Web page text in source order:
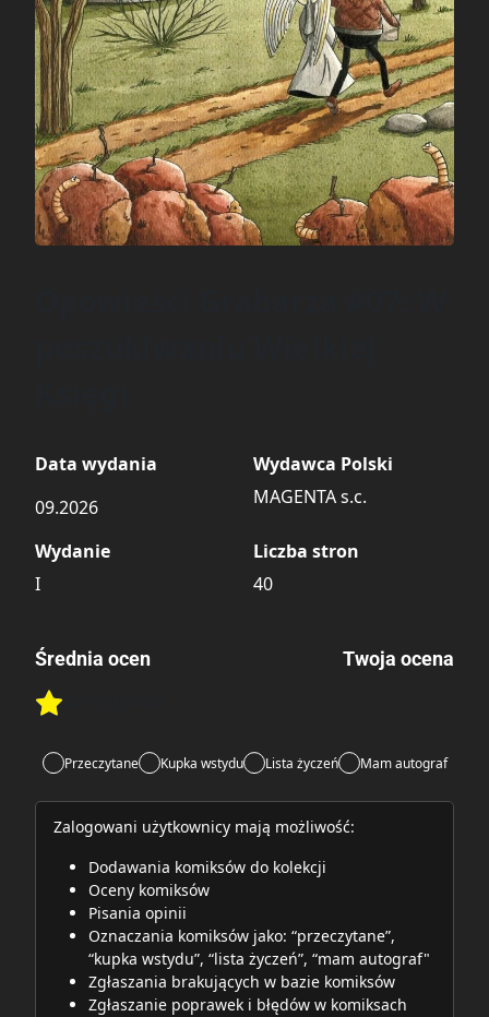
Data wydania
09.2026
Wydawca Polski
MAGENTA s.c.
Wydanie
I
Liczba stron
40
Średnia ocen
Rate this item:
Twoja ocena
Przeczytane Kupka wstydu Lista życzeń Mam autograf
Zalogowani użytkownicy mają możliwość:
Dodawania komiksów do kolekcji
Oceny komiksów
Pisania opinii
Oznaczania komiksów jako: “przeczytane”,
“kupka wstydu”, “lista życzeń”, “mam autograf"
Zgłaszania brakujących w bazie komiksów
Zgłaszanie poprawek i błędów w komiksach